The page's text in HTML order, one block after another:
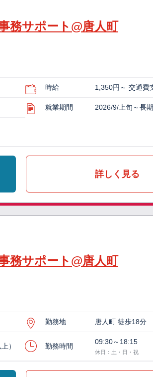
務サポート@唐人町
時給 1,350円～ 交通費
就業期間 2026/9/上旬～長
詳しく見る
務サポート@唐人町
勤務地 唐人町 徒歩18分
） 勤務時間
09:30～18:15
休日：土・日・祝